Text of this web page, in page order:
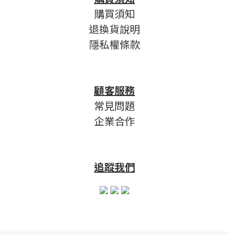
購買須知
退換貨說明
隱私權條款
顧客服務
常見問題
企業合作
追蹤我們